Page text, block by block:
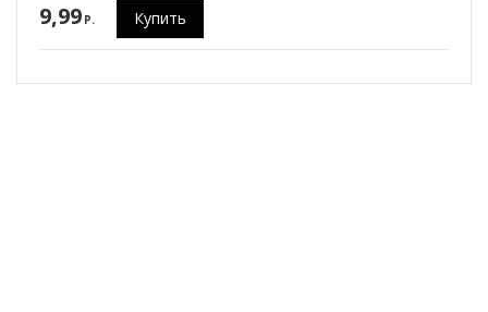
9,99 P. Купить